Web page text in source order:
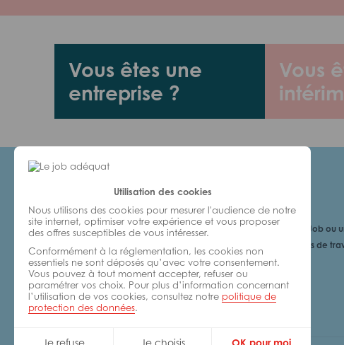
Utilisation des cookies
Nous utilisons des cookies pour mesurer l'audience de notre
site internet, optimiser votre expérience et vous proposer
des offres susceptibles de vous intéresser.
Conformément à la réglementation, les cookies non
essentiels ne sont déposés qu’avec votre consentement.
Vous pouvez à tout moment accepter, refuser ou
paramétrer vos choix. Pour plus d’information concernant
l’utilisation de vos cookies, consultez notre politique de
protection des données.
Je refuse Je choisis OK pour moi
Vous êtes une
entreprise ?
Vous
Je cherche un Job ou
6 bonnes raisons de
avec nous